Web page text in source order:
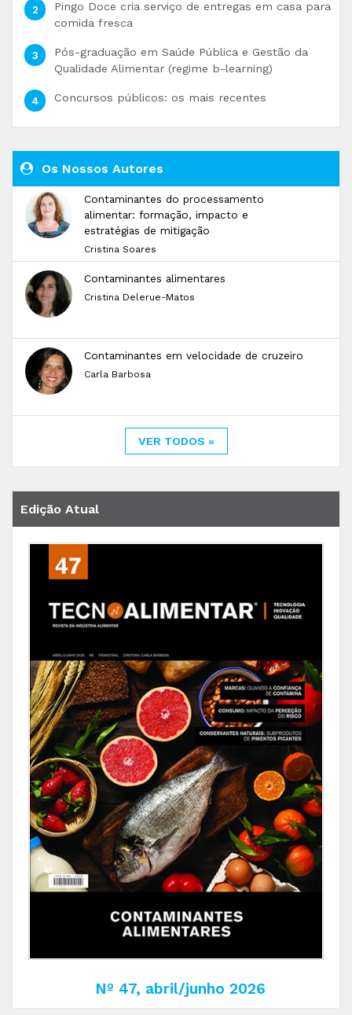
Pingo Doce cria serviço de entregas em casa para
comida fresca
Pós-graduação em Saúde Pública e Gestão da
Qualidade Alimentar (regime b-learning)
Concursos públicos: os mais recentes
Os Nossos Autores
Contaminantes do processamento
alimentar: formação, impacto e
estratégias de mitigação
Cristina Soares
Contaminantes alimentares
Cristina Delerue-Matos
Contaminantes em velocidade de cruzeiro
Carla Barbosa
VER TODOS »
Edição Atual
Nº 47, abril/junho 2026